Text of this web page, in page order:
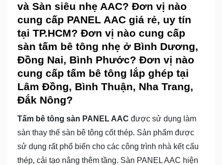
và Sàn siêu nhẹ AAC? Đơn vị nào
cung cấp PANEL AAC giá rẻ, uy tín
tại TP.HCM? Đơn vị nào cung cấp
sàn tấm bê tông nhẹ ở Bình Dương,
Đồng Nai, Bình Phước? Đơn vị nào
cung cấp tấm bê tông lắp ghép tại
Lâm Đồng, Bình Thuận, Nha Trang,
Đắk Nông?
Tấm bê tông sàn PANEL AAC được sử dụng làm
sàn thay thế sàn bê tông cốt thép. Sản phẩm được
sử dụng rất phổ biến cho các công trình nhà kết cấu
thép, cải tạo nâng thêm tầng. Sàn PANEL AAC hiện